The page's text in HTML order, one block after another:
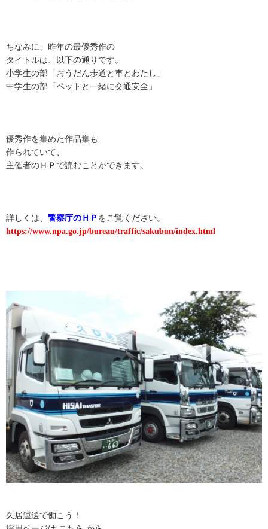
ちなみに、昨年の最優秀作の
タイトルは、以下の通りです。
小学生の部「おうだん歩道と車とわたし」
中学生の部「ペットと一緒に交通安全」
優秀作を集めた作品集も
作られていて、
主催者のＨＰで読むことができます。
詳しくは、 警察庁のＨＰ をご覧ください。
https://www.npa.go.jp/bureau/traffic/sakubun/index.html
久居運送で働こう！